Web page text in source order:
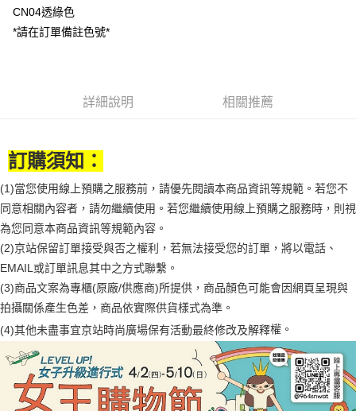
2.付款方式選擇「大哥付你分期」，訂單成立後會自動跳轉到大哥付的交易
成交易。
法說明評估內容。
【繳款方式說明】
2.透過簡訊連結打開帳單後，可選擇「超商條碼／台灣大直營門市／銀行轉
帳／街口支付／iPASS MONEY」等通路繳費。
【注意事項】
1.本服務係由「台灣大哥大股份有限公司」（以下簡稱本公司）所提供，讓
用戶於交易時，得透過本服務購買商品或服務，並由商店將買賣／分期付款
買賣價金債權讓與本公司後，依約使用本公司帳單繳交帳款。
2.基於同意付款使用「大哥付你分期」之契約關係目的，商店將以您的個人
資料（包含姓名、電話或地址）提供予台灣大哥大進項蒐集、處理及利用，
由本公司與您本人進行分期帳單所需資料之確認、核對及更正。
3.完整用戶服務條款，請詳閱以下連結：https://oppay.tw/userRule
相關說明
【關於「AFTEE先享後付」】
３．安心：先確認商品／服務後，再付款。
結帳頁面，進行簡訊認證並確認金額後，即可完成結帳。
２．訂單成立數日內，您將收到繳費通知簡訊。
３．收到繳費通知簡訊後14天內，點擊此簡訊中的連結，可透過四大超商／
ATM／網路銀行／等多元方式進行付款，方視為交易完成。
※ 請注意：結帳手續完成當下不需立刻繳費，但若您需要取消訂單，請聯絡
購買商品的店家。未經商家同意取消之訂單仍視為有效，需透過AFTEE先享
後付繳納相關費用。
是否繳費成功／繳費後需取消欲退款等相關疑問，請聯繫「AFTEE先享後付
客戶支援中心」https://netprotections.freshdesk.com/support/home
【注意事項】
１．透過由恩沛科技股份有限公司提供之「AFTEE先享後付」服務完成之交
易，需依本服務之必要範圍內提供個人資料，並將交易相關給付款項請求債
權轉讓予恩沛科技股份有限公司。
２．關於個人資料處理事宜，請瀏覽以下網址：
https://aftee.tw/terms/#terms3
３．未成年的使用者請事先徵得法定代理人或監護人之同意方可使用
ATM付款
付款後全家取貨
付款後7-11取貨
宅配
每筆NT$100，滿NT$1,200(含以上)免運費
免運費
CN04透綠色
*請在訂單備註色號*
詳細說明 相關推薦
訂購須知：
(1)當您使用線上預購之服務前，請優先閱讀本商品資訊等規範。若您不
同意相關內容者，請勿繼續使用。若您繼續使用線上預購之服務時，則視
為您同意本商品資訊等規範內容。
(2)京站保留訂單接受與否之權利，若無法接受您的訂單，將以電話、
EMAIL或訂單訊息其中之方式聯繫。
(3)商品文案為專櫃(原廠/供應商)所提供，商品顏色可能會因網頁呈現與
拍攝關係產生色差，商品依實際供貨樣式為準。
(4)其他未盡事宜京站時尚廣場保有活動最終修改及解釋權。